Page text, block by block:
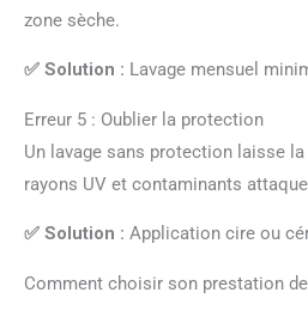
zone sèche.
✅ Solution : Lavage mensuel
Erreur 5 : Oublier la protection
Un lavage sans protection laisse la peinture vulnérable. Les
rayons UV et contaminants
✅ Solution : Application cire ou
Comment choisir son prestation